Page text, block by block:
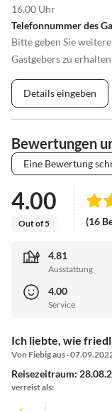
16.00 Uhr
Telefonnummer des
Bitte geben Sie
Gastgebers zu erhalten
Details eingeben
Bewertungen
Eine Bewertung
4.00
Out of 5 (16
4.81
Ausstattung
4.00
Service
Ich liebte, wie
Von Fiebig aus ·
Reisezeitraum:
verreist als: